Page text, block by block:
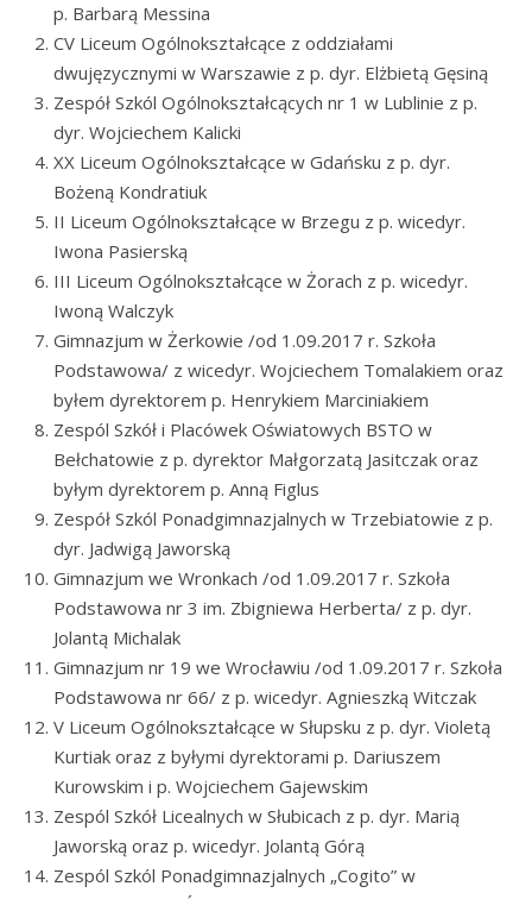
p. Barbarą Messina
CV Liceum Ogólnokształcące z oddziałami
dwujęzycznymi w Warszawie z p. dyr. Elżbietą Gęsiną
Zespół Szkól Ogólnokształcących nr 1 w Lublinie z p.
dyr. Wojciechem Kalicki
XX Liceum Ogólnokształcące w Gdańsku z p. dyr.
Bożeną Kondratiuk
II Liceum Ogólnokształcące w Brzegu z p. wicedyr.
Iwona Pasierską
III Liceum Ogólnokształcące w Żorach z p. wicedyr.
Iwoną Walczyk
Gimnazjum w Żerkowie /od 1.09.2017 r. Szkoła
Podstawowa/ z wicedyr. Wojciechem Tomalakiem oraz
byłem dyrektorem p. Henrykiem Marciniakiem
Zespól Szkół i Placówek Oświatowych BSTO w
Bełchatowie z p. dyrektor Małgorzatą Jasitczak oraz
byłym dyrektorem p. Anną Figlus
Zespół Szkól Ponadgimnazjalnych w Trzebiatowie z p.
dyr. Jadwigą Jaworską
Gimnazjum we Wronkach /od 1.09.2017 r. Szkoła
Podstawowa nr 3 im. Zbigniewa Herberta/ z p. dyr.
Jolantą Michalak
Gimnazjum nr 19 we Wrocławiu /od 1.09.2017 r. Szkoła
Podstawowa nr 66/ z p. wicedyr. Agnieszką Witczak
V Liceum Ogólnokształcące w Słupsku z p. dyr. Violetą
Kurtiak oraz z byłymi dyrektorami p. Dariuszem
Kurowskim i p. Wojciechem Gajewskim
Zespól Szkół Licealnych w Słubicach z p. dyr. Marią
Jaworską oraz p. wicedyr. Jolantą Górą
Zespól Szkól Ponadgimnazjalnych „Cogito” w